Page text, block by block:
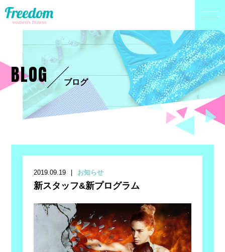
BLOG ブログ
2019.09.19 お知らせ
新スタッフ&新プログラム